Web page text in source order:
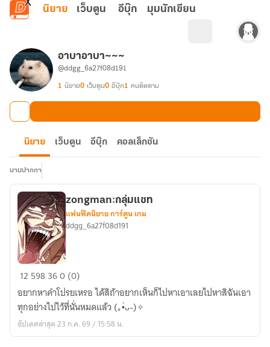
ข้ามไปยังเนื้อหาหลัก
นิยาย เว็บตูน อีบุ๊ก มุมนักเขียน
อาบาอาบา~~~
@ddgg_6a27f08d191
1 นิยาย0 เว็บตูน0 อีบุ๊ก1 คนติดตาม
นิยาย เว็บตูน อีบุ๊ก คอลเล็กชัน
นามปากกา
zongman:กลุ่ม
zongman:กลุ่มแชท
แฟนฟิคนิยาย การ์ตูน เกม
ddgg_6a27f08d191
12 598360 (0)
อยากหาคำโปรยเหรอ ได้สิถ้าอยากเห็นก็ไปหาเอาเลยไปหาสิฉันเอา
ทุกอย่างไปไว้ที่นั่นหมดแล้ว (⁠｡⁠•̀⁠ᴗ⁠-⁠)⁠✧
อัปเดตล่าสุด 23 ก.ค. 69 / 15:58 น.